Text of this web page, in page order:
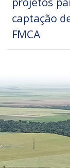
captação
FMCA